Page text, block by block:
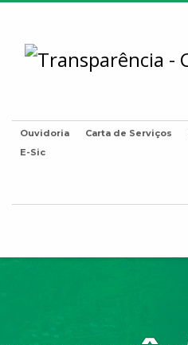
Ouvidoria Carta de Serviços
E-Sic